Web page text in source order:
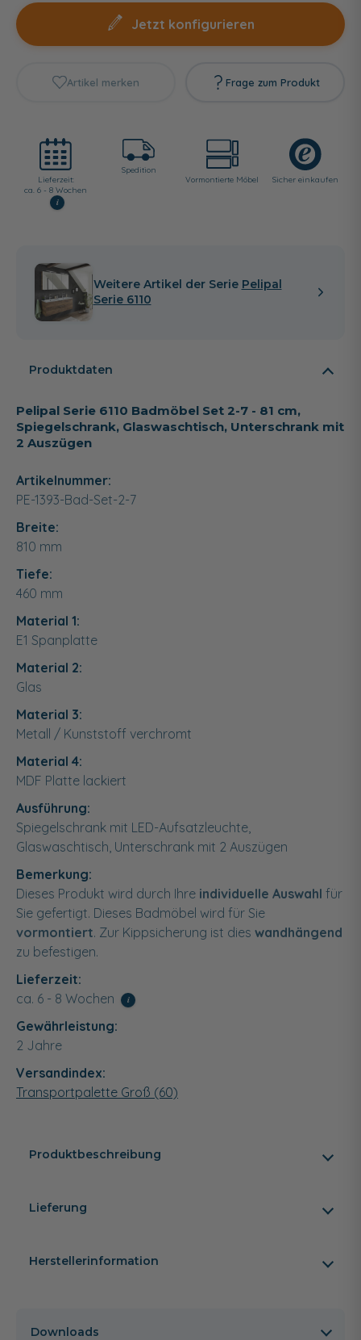
Jetzt konfigurieren
Artikel merken Frage zum Produkt
Lieferzeit:
ca. 6 - 8 Wochen
i
Spedition
Vormontierte Möbel
Sicher einkaufen
Weitere Artikel der Serie Pelipal
Serie 6110
Produktdaten
Pelipal Serie 6110 Badmöbel Set 2-7 - 81 cm,
Spiegelschrank, Glaswaschtisch, Unterschrank mit
2 Auszügen
Artikelnummer:
PE-1393-Bad-Set-2-7
Breite:
810 mm
Tiefe:
460 mm
Material 1:
E1 Spanplatte
Material 2:
Glas
Material 3:
Metall / Kunststoff verchromt
Material 4:
MDF Platte lackiert
Ausführung:
Spiegelschrank mit LED-Aufsatzleuchte,
Glaswaschtisch, Unterschrank mit 2 Auszügen
Bemerkung:
Dieses Produkt wird durch Ihre individuelle Auswahl für
Sie gefertigt. Dieses Badmöbel wird für Sie
vormontiert. Zur Kippsicherung ist dies wandhängend
zu befestigen.
Lieferzeit:
ca. 6 - 8 Wochen
i
Gewährleistung:
2 Jahre
Versandindex:
Transportpalette Groß (60)
Produktbeschreibung
Lieferung
Herstellerinformation
Downloads